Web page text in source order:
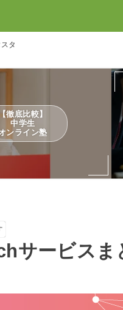
タ
【徹底比較】
中学生
ンライン塾
サービスま